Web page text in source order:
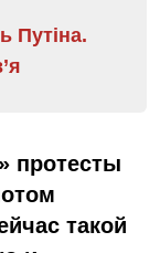
Путіна.
протесты
такой